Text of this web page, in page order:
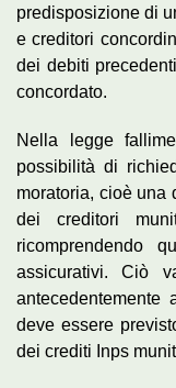
predisposizione di
e creditori
dei debiti
concordato.
Nella legge
possibilità di
moratoria, cioè una
dei creditori
ricomprendendo
assicurativi. Ciò
deve essere
dei crediti Inps